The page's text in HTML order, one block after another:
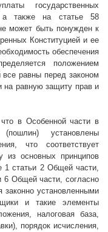
государственных
также на статье 58
может быть понужден к
Конституцией и ее
обеспечения
положением
все равны перед законом
на равную защиту прав и
в Особенной части в
установлены
что соответствует
из основных принципов
1 статьи 2 Общей части,
6 Общей части, согласно
законно установленными
и такие элементы
налоговая база,
порядок исчисления,